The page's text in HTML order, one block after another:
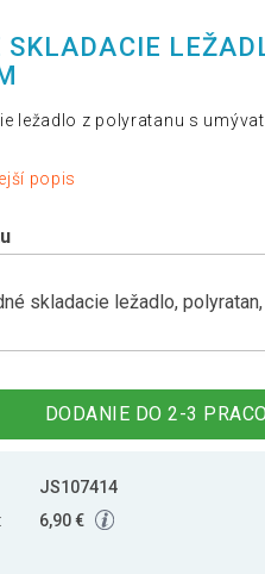
ležadlo z polyratanu s
popis
skladacie ležadlo,
DODANIE DO 2-3
JS107414
6,90 €